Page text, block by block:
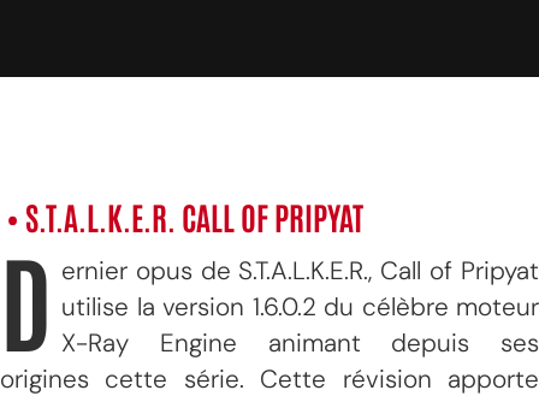
• S.T.A.L.K.E.R. CALL OF PRIPYAT
D ernier opus de S.T.A.L.K.E.R., Call of Pripyat
utilise la version 1.6.0.2 du célèbre moteur
X-Ray Engine animant depuis ses
origines cette série. Cette révision apporte